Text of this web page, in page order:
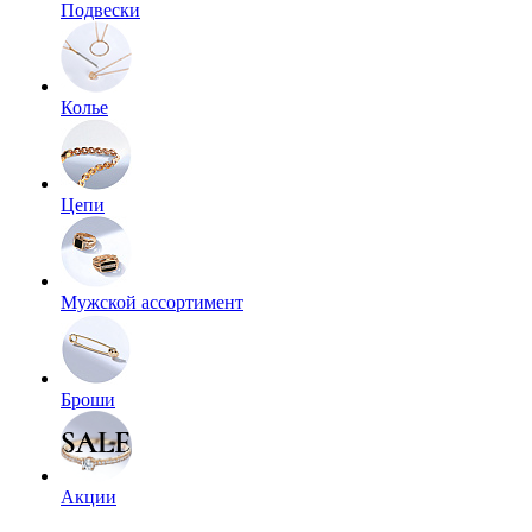
Подвески
Колье
Цепи
Мужской ассортимент
Броши
Акции